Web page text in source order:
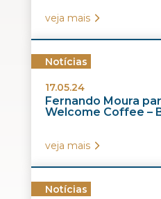
veja mais
Notícias
17.05.24
Fernando Moura
Welcome Coffee –
veja mais
Notícias